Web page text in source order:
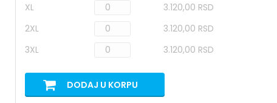
XL
3.120,00 RSD
2XL
3.120,00 RSD
3XL
3.120,00 RSD
DODAJ U KORPU